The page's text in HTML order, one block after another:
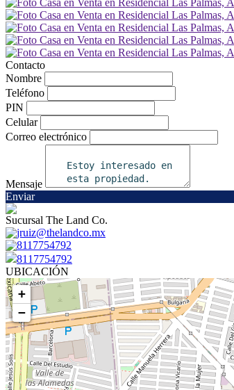
Contacto
Nombre
Teléfono
PIN
Celular
Correo electrónico
Mensaje
Enviar
Sucursal The Land Co.
jruiz@thelandco.mx
8117754792
8117754792
UBICACIÓN
+
−